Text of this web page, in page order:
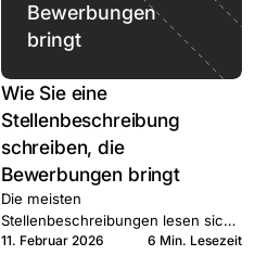
Bewerbungen
bringt
Wie Sie eine
Stellenbeschreibung
schreiben, die
Bewerbungen bringt
Die meisten
Stellenbeschreibungen lesen sich
wie interne HR-Notizen. Sechs
11. Februar 2026 6 Min. Lesezeit